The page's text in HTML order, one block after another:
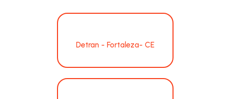
Detran - Fortaleza- CE